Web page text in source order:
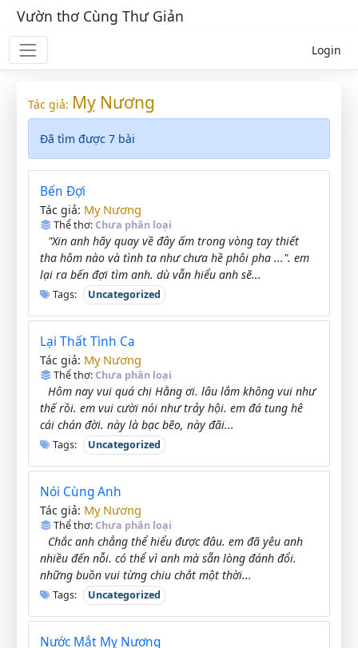
Vườn thơ Cùng Thư Giản
Login
Tác giả: Mỵ Nương
Đã tìm được 7 bài
Bến Đợi
Tác giả: Mỵ Nương
Thể thơ:Chưa phân loại
"Xin anh hãy quay về đây ấm trong vòng tay thiết
tha hôm nào và tình ta như chưa hề phôi pha ...". em
lại ra bến đợi tìm anh. dù vẫn hiểu anh sẽ...
Tags: Uncategorized
Lại Thất Tình Ca
Tác giả: Mỵ Nương
Thể thơ:Chưa phân loại
Hôm nay vui quá chị Hằng ơi. lâu lắm không vui như
thế rồi. em vui cười nói như trảy hội. em đá tung hê
cái chán đời. này là bạc bẽo, này đãi...
Tags: Uncategorized
Nói Cùng Anh
Tác giả: Mỵ Nương
Thể thơ:Chưa phân loại
Chắc anh chẳng thể hiểu được đâu. em đã yêu anh
nhiều đến nỗi. có thể vì anh mà sẵn lòng đánh đổi.
những buồn vui từng chiu chắt một thời...
Tags: Uncategorized
Nước Mắt Mỵ Nương